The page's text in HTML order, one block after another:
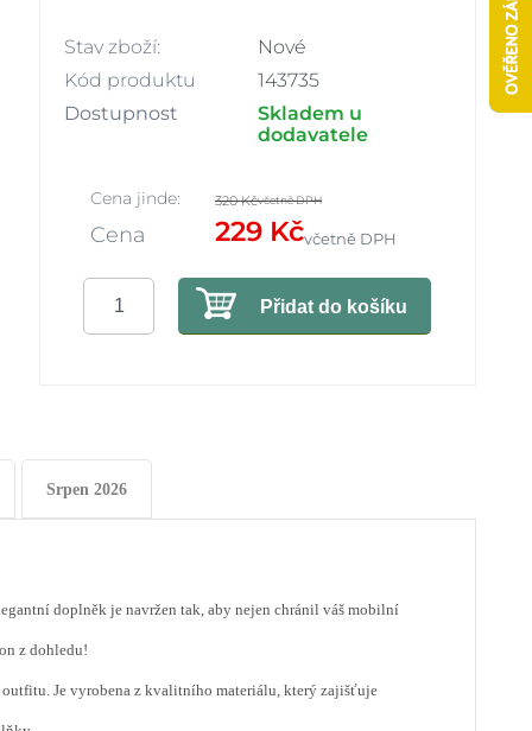
Stav zboží:
Nové
Kód produktu
143735
Dostupnost
Skladem u
dodavatele
Cena jinde: 320 Kčvčetně DPH
Cena 229 Kčvčetně DPH
Přidat do košíku
Srpen 2026
doplněk je navržen tak, aby nejen chránil váš mobilní
z dohledu!
Je vyrobena z kvalitního materiálu, který zajišťuje